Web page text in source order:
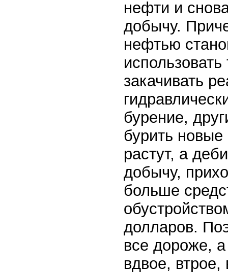
нефти и
добычу.
нефтью
закачивать
бурение,
бурить
растут, а
добычу,
больше
долларов.
все дороже,
вдвое,